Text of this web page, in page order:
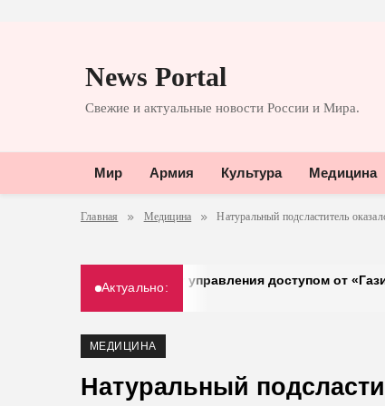
News Portal
Свежие и актуальные новости России и Мира.
Мир Армия Культура Медицина
Главная Медицина Натуральный подсластитель
Актуально:
систему управления доступом от «Газинформсервис»
МЕДИЦИНА
Натуральный